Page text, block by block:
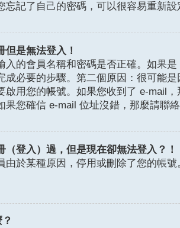
忘記了自己的密碼，可以很容易重新
但是無法登入！
入的會員名稱和密碼是否正確。如果
成必要的步驟。第二個原因：很可能
啟用您的帳號。如果您收到了 e-mail
果您確信 e-mail 位址沒錯，那麼請聯絡
（登入）過，但是現在卻無法登入？！
由於某種原因，停用或刪除了您的帳